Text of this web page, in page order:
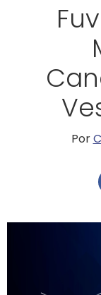
Por